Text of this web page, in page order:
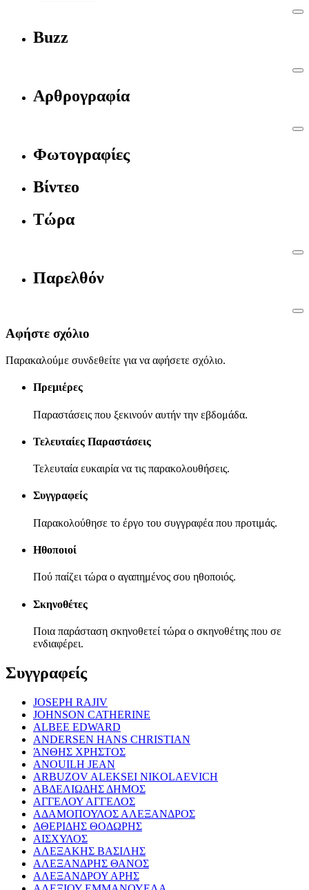
Buzz
Αρθρογραφία
Φωτογραφίες
Βίντεο
Τώρα
Παρελθόν
Αφήστε σχόλιο
Παρακαλούμε συνδεθείτε για να αφήσετε σχόλιο.
Πρεμιέρες
Παραστάσεις που ξεκινούν αυτήν την εβδομάδα.
Τελευταίες Παραστάσεις
Τελευταία ευκαιρία να τις παρακολουθήσεις.
Συγγραφείς
Παρακολούθησε το έργο του συγγραφέα που προτιμάς.
Ηθοποιοί
Πού παίζει τώρα ο αγαπημένος σου ηθοποιός.
Σκηνοθέτες
Ποια παράσταση σκηνοθετεί τώρα ο σκηνοθέτης που σε
ενδιαφέρει.
Συγγραφείς
JOSEPH RAJIV
JOHNSON CATHERINE
ALBEE EDWARD
ANDERSEN HANS CHRISTIAN
ΆΝΘΗΣ ΧΡΗΣΤΟΣ
ANOUILH JEAN
ARBUZOV ALEKSEI NIKOLAEVICH
ΑΒΔΕΛΙΩΔΗΣ ΔΗΜΟΣ
ΑΓΓΕΛΟΥ ΑΓΓΕΛΟΣ
ΑΔΑΜΟΠΟΥΛΟΣ ΑΛΕΞΑΝΔΡΟΣ
ΑΘΕΡΙΔΗΣ ΘΟΔΩΡΗΣ
ΑΙΣΧΥΛΟΣ
ΑΛΕΞΑΚΗΣ ΒΑΣΙΛΗΣ
ΑΛΕΞΑΝΔΡΗΣ ΘΑΝΟΣ
ΑΛΕΞΑΝΔΡΟΥ ΑΡΗΣ